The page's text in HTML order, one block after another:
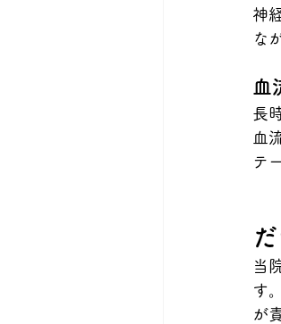
神
な
血
長
血
テ
当
す
が